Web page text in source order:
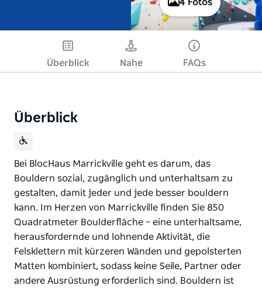
4 Fotos
Überblick Nahe FAQs
Überblick
Bei BlocHaus Marrickville geht es darum, das
Bouldern sozial, zugänglich und unterhaltsam zu
gestalten, damit jeder und jede besser bouldern
kann. Im Herzen von Marrickville finden Sie 850
Quadratmeter Boulderfläche – eine unterhaltsame,
herausfordernde und lohnende Aktivität, die
Felsklettern mit kürzeren Wänden und gepolsterten
Matten kombiniert, sodass keine Seile, Partner oder
andere Ausrüstung erforderlich sind. Bouldern ist